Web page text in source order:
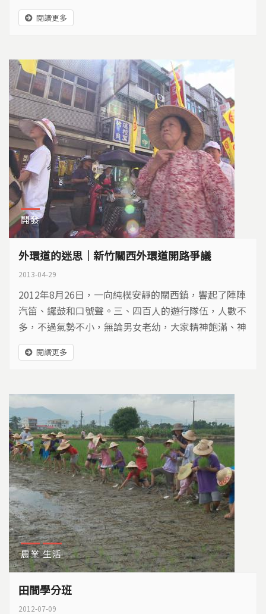
閱讀更多
開發
外環道的迷思｜新竹關西外環道開路爭議
2013-04-29
2012年8月26日，一向純樸安靜的關西鎮，響起了陣陣
汽笛、鑼鼓和口號聲。三、四百人的遊行隊伍，人數不
多，不過氣勢不小，無論男女老幼，大家精神飽滿、神
采奕奕。這是因為，參加遊行的關西居民，不希望新竹
縣政府沿著關西的母親之河-鳳山溪，興建一條長3.4公
家停下來往下望，耳邊蟬聲大鳴、眼前一片稻浪，這裡
是關西的穀倉，也是未來可能會興建外環道路的鳳山溪
河谷平原…
閱讀更多
農業 生活
田間學分班
2012-07-09